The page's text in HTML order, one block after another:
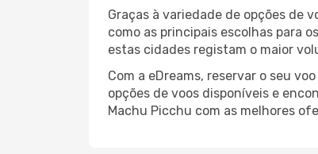
Graças à variedade de opções de
como as principais escolhas para
estas cidades registam o maior
Com a eDreams, reservar o seu
opções de voos disponíveis e
Machu Picchu com as melhores